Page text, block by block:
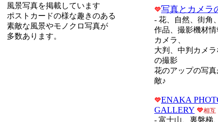
風景写真を掲載しています
ポストカードの様な趣きのある
素敵な風景やモノクロ写真が
多数あります。
写真とカメラ
- 花、自然、街角
作品、撮影機材
カメラ、
大判、中判カメ
の撮影
花のアップの写
敵♪
ENAKA
GALLERY
相互
- 富士山、裏磐梯